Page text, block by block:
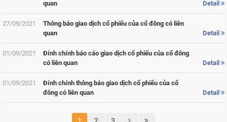
quan
Detail
27/09/2021
Thông báo giao dịch cổ phiếu của cổ đông có liên
quan
Detail
01/09/2021
Đính chính báo cáo giao dịch cổ phiếu của cổ đông
có liên quan
Detail
01/09/2021
Đính chính thông báo giao dịch cổ phiếu của cổ
đông có liên quan
Detail
1 2 3